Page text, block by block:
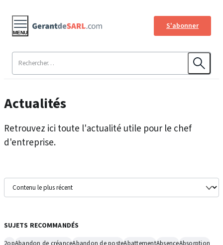
S'abonner
MENU
Actualités
Retrouvez ici toute l'actualité utile pour le chef
d'entreprise.
SUJETS RECOMMANDÉS